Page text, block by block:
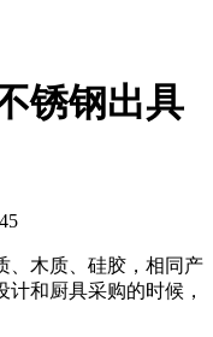
锈钢出具
、木质、硅胶，相同产
和厨具采购的时候，